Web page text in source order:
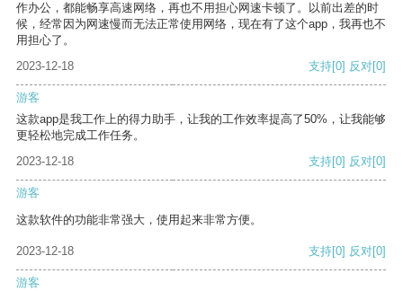
作办公，都能畅享高速网络，再也不用担心网速卡顿了。以前出差的时
候，经常因为网速慢而无法正常使用网络，现在有了这个app，我再也不
用担心了。
2023-12-18
支持[0] 反对[0]
游客
这款app是我工作上的得力助手，让我的工作效率提高了50%，让我能够
更轻松地完成工作任务。
2023-12-18
支持[0] 反对[0]
游客
这款软件的功能非常强大，使用起来非常方便。
2023-12-18 支持[0] 反对[0]
游客